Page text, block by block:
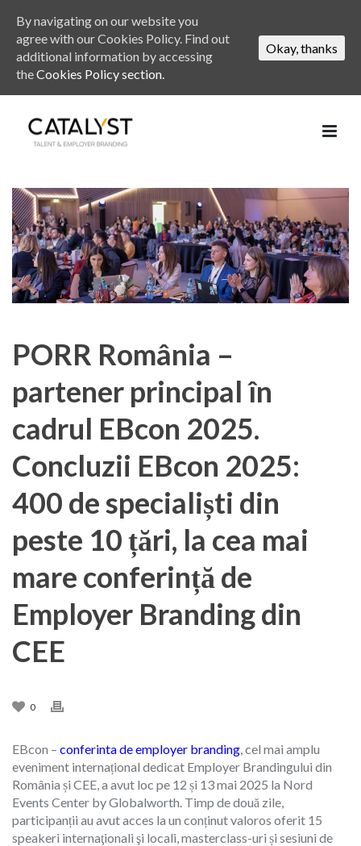
PORR România –
partener principal în
cadrul EBcon 2025.
Concluzii EBcon 2025:
400 de specialiști din
peste 10 țări, la cea mai
mare conferință de
Employer Branding din
CEE
0
EBcon – conferinta de employer branding , cel mai amplu
eveniment internațional dedicat Employer Brandingului din
România și CEE, a avut loc pe 12 și 13 mai 2025 la Nord
Events Center by Globalworth. Timp de două zile,
participanții au avut acces la un conținut valoros oferit 15
speakeri internaţionali şi locali, masterclass-uri și sesiuni de
By navigating on our website you
agree with our Cookies Policy. Find out
additional information by accessing
theCookies Policy section.
Okay, thanks